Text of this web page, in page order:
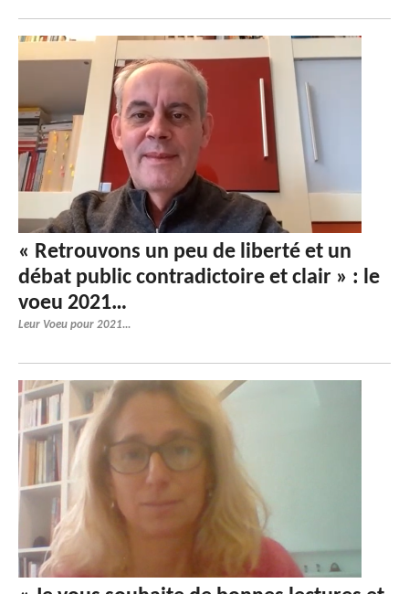
« Retrouvons un peu de liberté et un
débat public contradictoire et clair » : le
voeu 2021…
Leur Voeu pour 2021...